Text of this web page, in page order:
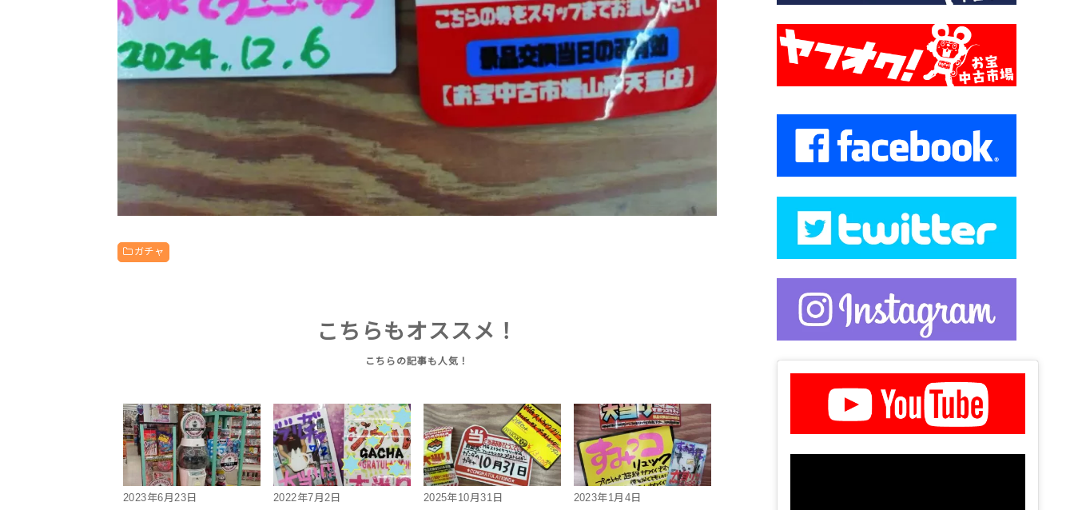
ガチャ
こちらもオススメ！
2023年6月23日
2022年7月2日
2025年10月31日
2023年1月4日